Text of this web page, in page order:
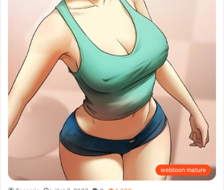
webtoon mature